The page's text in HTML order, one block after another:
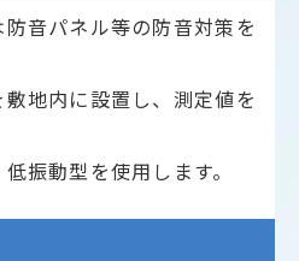
音パネル等の防音対策を
地内に設置し、測定値を
振動型を使用します。